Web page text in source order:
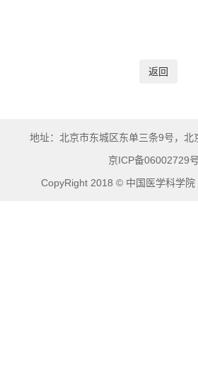
返回
地址：北京市东城区东单三条9号，北
京ICP备06002729
CopyRight 2018 © 中国医学科学院